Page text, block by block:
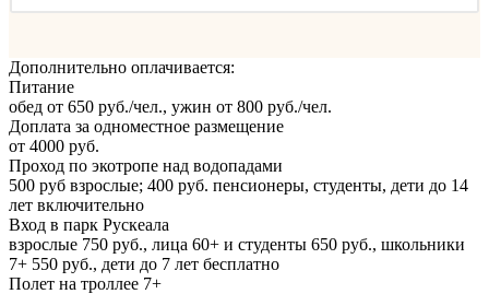
Дополнительно оплачивается:
Питание
обед от 650 руб./чел., ужин от 800 руб./чел.
Доплата за одноместное размещение
от 4000 руб.
Проход по экотропе над водопадами
500 руб взрослые; 400 руб. пенсионеры, студенты, дети до 14
лет включительно
Вход в парк Рускеала
взрослые 750 руб., лица 60+ и студенты 650 руб., школьники
7+ 550 руб., дети до 7 лет бесплатно
Полет на троллее 7+